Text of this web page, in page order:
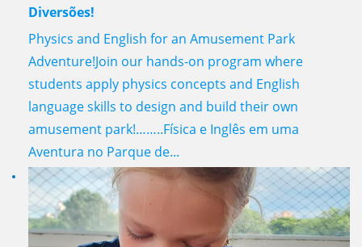
Diversões!
Physics and English for an Amusement Park
Adventure!Join our hands-on program where
students apply physics concepts and English
language skills to design and build their own
amusement park!……..Física e Inglês em uma
Aventura no Parque de...